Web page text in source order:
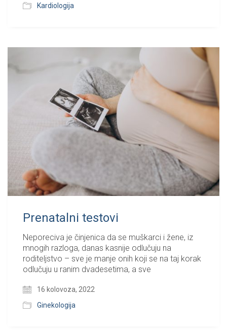
Kardiologija
Prenatalni testovi
Neporeciva je činjenica da se muškarci i žene, iz
mnogih razloga, danas kasnije odlučuju na
roditeljstvo – sve je manje onih koji se na taj korak
odlučuju u ranim dvadesetima, a sve
16 kolovoza, 2022
Ginekologija